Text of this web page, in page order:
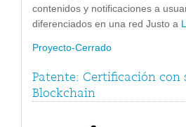
contenidos y notificaciones a
diferenciados en una red Justo a
Proyecto-Cerrado
Patente: Certificación con
Blockchain